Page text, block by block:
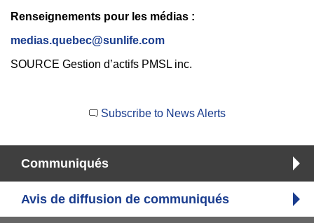
Renseignements pour les médias :
medias.quebec@sunlife.com
SOURCE Gestion d’actifs PMSL inc.
Subscribe to News Alerts
Communiqués
Avis de diffusion de communiqués